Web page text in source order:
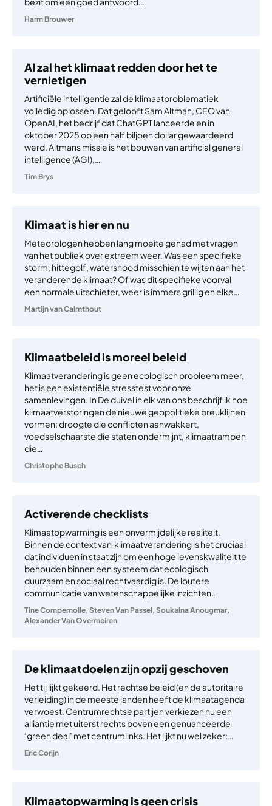
Harm Brouwer
AI zal het klimaat redden door het te
vernietigen
Artificiële intelligentie zal de klimaatproblematiek
volledig oplossen. Dat gelooft Sam Altman, CEO van
OpenAI, het bedrijf dat ChatGPT lanceerde en in
oktober 2025 op een half biljoen dollar gewaardeerd
werd. Altmans missie is het bouwen van artificial general
intelligence (AGI),…
Tim Brys
Klimaat is hier en nu
Meteorologen hebben lang moeite gehad met vragen
van het publiek over extreem weer. Was een specifieke
storm, hittegolf, watersnood misschien te wijten aan het
veranderende klimaat? Of was dit specifieke voorval
een normale uitschieter, weer is immers grillig en elke…
Martijn van Calmthout
Klimaatbeleid is moreel beleid
Klimaatverandering is geen ecologisch probleem meer,
het is een existentiële stresstest voor onze
samenlevingen. In De duivel in elk van ons beschrijf ik hoe
klimaatverstoringen de nieuwe geopolitieke breuklijnen
vormen: droogte die conflicten aanwakkert,
voedselschaarste die staten ondermijnt, klimaatrampen
die…
Christophe Busch
Activerende checklists
Klimaatopwarming is een onvermijdelijke realiteit.
Binnen de context van klimaatverandering is het cruciaal
dat individuen in staat zijn om een hoge levenskwaliteit te
behouden binnen een systeem dat ecologisch
duurzaam en sociaal rechtvaardig is. De loutere
communicatie van wetenschappelijke inzichten…
Tine Compernolle, Steven Van Passel, Soukaina Anougmar,
Alexander Van Overmeiren
De klimaatdoelen zijn opzij geschoven
Het tij lijkt gekeerd. Het rechtse beleid (en de autoritaire
verleiding) in de meeste landen heeft de klimaatagenda
verwoest. Centrumrechtse partijen verkiezen nu een
alliantie met uiterst rechts boven een genuanceerde
‘green deal’ met centrumlinks. Het lijkt nu wel zeker:…
Eric Corijn
Klimaatopwarming is geen crisis